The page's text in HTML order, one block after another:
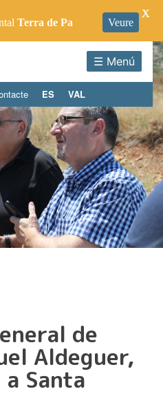
☰ Menú
ES VAL
de
Aldeguer,
Santa
Terra de Pa Veure
X